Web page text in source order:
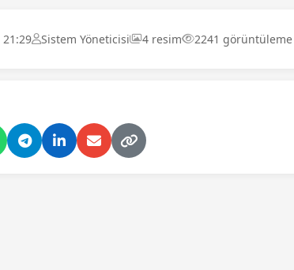
21:29 Sistem Yöneticisi 4 resim 2241 görüntüleme